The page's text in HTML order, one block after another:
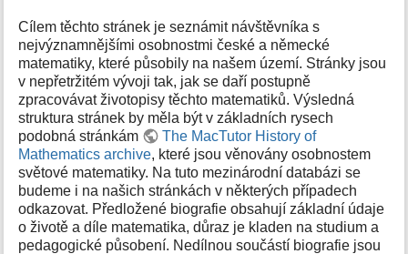
t
a
s
t
r
á
n
k
y
Cílem těchto stránek je seznámit návštěvníka s
nejvýznamnějšími osobnostmi české a německé
matematiky, které působily na našem území. Stránky jsou
v nepřetržitém vývoji tak, jak se daří postupně
zpracovávat životopisy těchto matematiků. Výsledná
struktura stránek by měla být v základních rysech
podobná stránkám
The MacTutor History of
Mathematics archive, které jsou věnovány osobnostem
světové matematiky. Na tuto mezinárodní databázi se
budeme i na našich stránkách v některých případech
odkazovat. Předložené biografie obsahují základní údaje
o životě a díle matematika, důraz je kladen na studium a
pedagogické působení. Nedílnou součástí biografie jsou